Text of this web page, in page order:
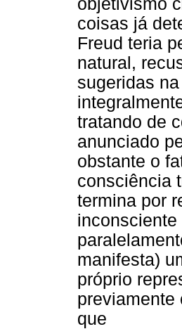
objetivismo
coisas já
Freud teria
natural,
sugeridas
tratando de
anunciado
obstante o
consciência
termina por
manifesta)
próprio
previamente
que